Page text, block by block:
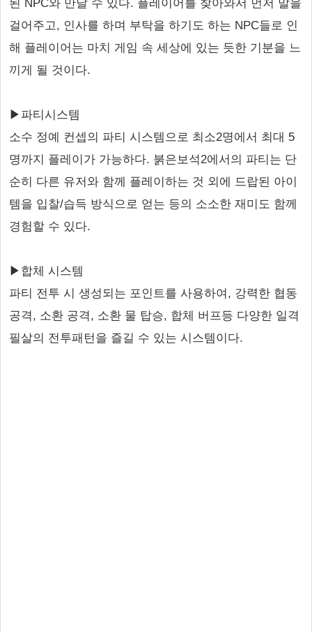
된 NPC와 만날 수 있다. 플레이어를 찾아와서 먼저 말을
걸어주고, 인사를 하며 부탁을 하기도 하는 NPC들로 인
해 플레이어는 마치 게임 속 세상에 있는 듯한 기분을 느
끼게 될 것이다.
▶파티시스템
소수 정예 컨셉의 파티 시스템으로 최소2명에서 최대 5
명까지 플레이가 가능하다. 붉은보석2에서의 파티는 단
순히 다른 유저와 함께 플레이하는 것 외에 드랍된 아이
템을 입찰/습득 방식으로 얻는 등의 소소한 재미도 함께
경험할 수 있다.
▶합체 시스템
파티 전투 시 생성되는 포인트를 사용하여, 강력한 협동
공격, 소환 공격, 소환 물 탑승, 합체 버프등 다양한 일격
필살의 전투패턴을 즐길 수 있는 시스템이다.